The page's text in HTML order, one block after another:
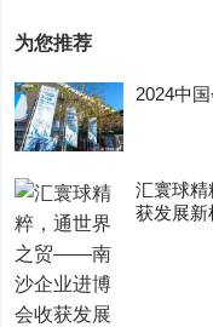
为您推荐
2024中
汇寰球
获发展新